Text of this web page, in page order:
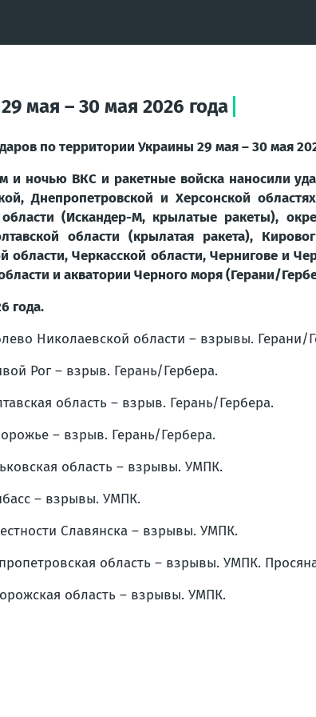
мая – 30 мая 2026 года
по территории Украины 29 мая – 30 мая
и ночью ВКС и ракетные войска наносили
Днепропетровской и Херсонской
(Искандер-М, крылатые ракеты),
области (крылатая ракета),
области, Черкасской области, Чернигове и
и акватории Черного моря (Герани/
года.
Николаевской области – взрывы. Герани/
Рог – взрыв. Герань/Гербера.
область – взрыв. Герань/Гербера.
– взрыв. Герань/Гербера.
область – взрывы. УМПК.
– взрывы. УМПК.
Славянска – взрывы. УМПК.
область – взрывы. УМПК.
область – взрывы. УМПК.